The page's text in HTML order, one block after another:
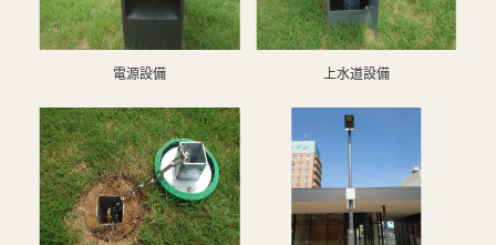
電源設備 上水道設備